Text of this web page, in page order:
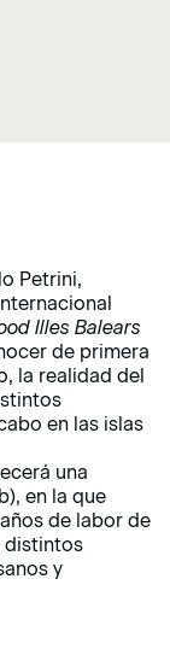
Petrini,
Illes Balears
de primera
la realidad del
en las islas
una
en la que
de labor de
distintos
y